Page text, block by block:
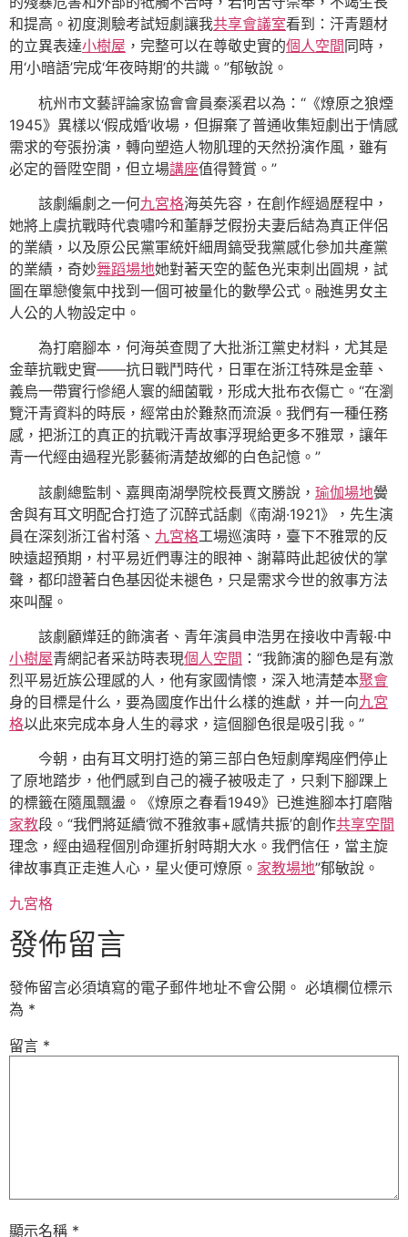
和提高。初度測驗考試短劇讓我共享會議室看到：汗青題材
的立異表達小樹屋 ，完整可以在尊敬史實的個人空間 同時，
用‘小暗語’完成‘年夜時期’的共識。”郁敏說。
杭州市文藝評論家協會會員秦溪君以為：“《燎原之狼煙
1945》異樣以‘假成婚’收場，但摒棄了普通收集短劇出于情感
需求的夸張扮演，轉向塑造人物肌理的天然扮演作風，雖有
必定的晉陞空間，但立場講座值得贊賞。”
該劇編劇之一何九宮格海英先容，在創作經過歷程中，
她將上虞抗戰時代袁嘯吟和董靜芝假扮夫妻后結為真正伴侶
的業績，以及原公民黨軍統奸細周鎬受我黨感化參加共產黨
的業績，奇妙舞蹈場地她對著天空的藍色光束刺出圓規，試
圖在單戀傻氣中找到一個可被量化的數學公式。融進男女主
人公的人物設定中。
為打磨腳本，何海英查閱了大批浙江黨史材料，尤其是
金華抗戰史實——抗日戰鬥時代，日軍在浙江特殊是金華、
義烏一帶實行慘絕人寰的細菌戰，形成大批布衣傷亡。“在瀏
覽汗青資料的時辰，經常由於難熬而流淚。我們有一種任務
感，把浙江的真正的抗戰汗青故事浮現給更多不雅眾，讓年
青一代經由過程光影藝術清楚故鄉的白色記憶。”
該劇總監制、嘉興南湖學院校長賈文勝說， 瑜伽場地黌
舍與有耳文明配合打造了沉醉式話劇《南湖·1921》，先生演
員在深刻浙江省村落、 九宮格工場巡演時，臺下不雅眾的反
映遠超預期，村平易近們專注的眼神、謝幕時此起彼伏的掌
聲，都印證著白色基因從未褪色，只是需求今世的敘事方法
來叫醒。
該劇顧燁廷的飾演者、青年演員申浩男在接收中青報·中
小樹屋青網記者采訪時表現個人空間 ：“我飾演的腳色是有激
烈平易近族公理感的人，他有家國情懷，深入地清楚本聚會
身的目標是什么，要為國度作出什么樣的進獻，并一向九宮
格以此來完成本身人生的尋求，這個腳色很是吸引我。”
今朝，由有耳文明打造的第三部白色短劇摩羯座們停止
了原地踏步，他們感到自己的襪子被吸走了，只剩下腳踝上
的標籤在隨風飄盪。《燎原之春看1949》已進進腳本打磨階
家教段。“我們將延續‘微不雅敘事+感情共振’的創作共享空間
理念，經由過程個別命運折射時期大水。我們信任，當主旋
律故事真正走進人心，星火便可燎原。 家教場地”郁敏說。
九宮格
發佈留言
發佈留言必須填寫的電子郵件地址不會公開。 必填欄位標示
為 *
留言 *